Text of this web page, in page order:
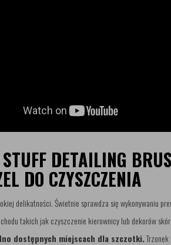
DETAILING
DO CZYSZCZENIA
delikatności. Świetnie sprawdza się wykonywaniu
takich jak czyszczenie kierownicy lub dekorów
dostępnych miejscach dla szczotki.